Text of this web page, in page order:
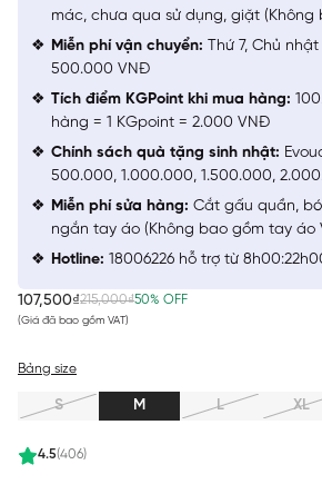
107,500₫215,000₫50% OFF
(Giá đã bao gồm VAT)
4.5(406)
Bảng size
S M L XL
mác, chưa qua sử dụng, giặt (Không
Miễn phí vận chuyển: Thứ 7, Chủ
500.000 VNĐ
Tích điểm KGPoint khi mua hàng:
hàng = 1 KGpoint = 2.000 VNĐ
Chính sách quà tặng sinh nhật:
500.000, 1.000.000, 1.500.000,
Miễn phí sửa hàng: Cắt gấu quần,
ngắn tay áo (Không bao gồm tay áo
Hotline: 18006226 hỗ trợ từ